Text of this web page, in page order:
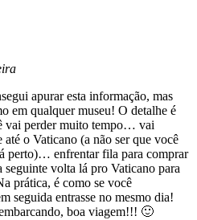
apurar esta informação, mas
em qualquer museu! O detalhe é
vai perder muito tempo… vai
até o Vaticano (a não ser que você
perto)… enfrentar fila para comprar
seguinte volta lá pro Vaticano para
prática, é como se você
seguida entrasse no mesmo dia!
boa viagem!!! 🙂